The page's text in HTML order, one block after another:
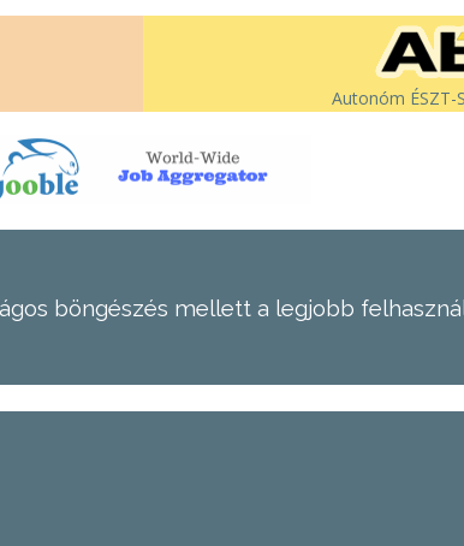
Autonóm ÉSZT-
böngészés mellett a legjobb